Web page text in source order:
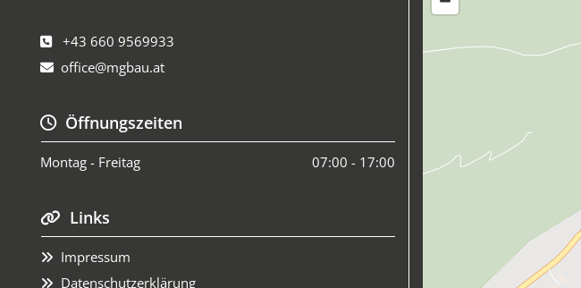
 +43 660 9569933
 office@mgbau.at
Öffnungszeiten
Montag - Freitag 07:00 - 17:00
 Links
 Impressum
 Datenschutzerklärung